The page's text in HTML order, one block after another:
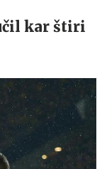
kar štiri